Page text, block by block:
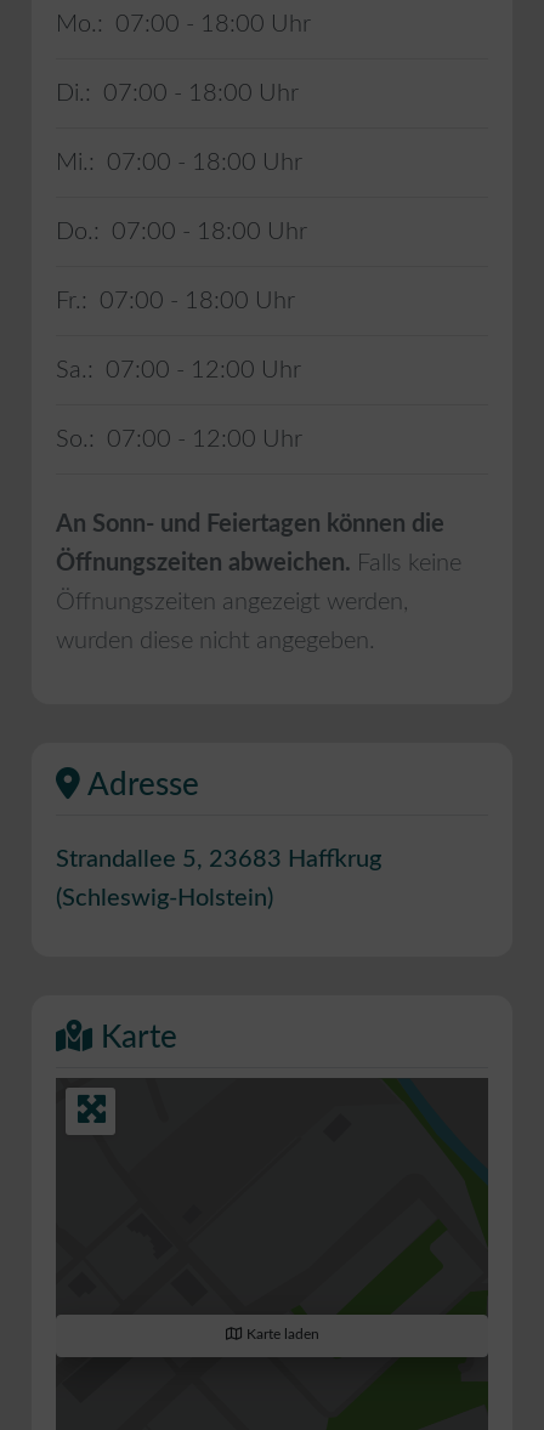
Mo.: 07:00 - 18:00
Di.: 07:00 - 18:00
Mi.: 07:00 - 18:00
Do.: 07:00 - 18:00
Fr.: 07:00 - 18:00
Sa.: 07:00 - 12:00
So.: 07:00 - 12:00
An Sonn- und Feiertagen können die
Öffnungszeiten abweichen. Falls keine
Öffnungszeiten angezeigt werden,
wurden diese nicht angegeben.
Adresse
Strandallee 5, 23683 Haffkrug
(Schleswig-Holstein)
Karte
Karte laden